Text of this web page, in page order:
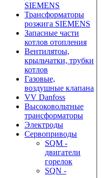
SIEMENS
Трансформаторы
розжига SIEMENS
Запасные части
котлов отопления
Вентилятоы,
крыльчатки, трубки
котлов
Газовые,
воздушные клапана
VV Danfoss
Высоковольтные
трансформаторы
Электроды
Сервоприводы
SQM -
двигатели
горелок
SQN -